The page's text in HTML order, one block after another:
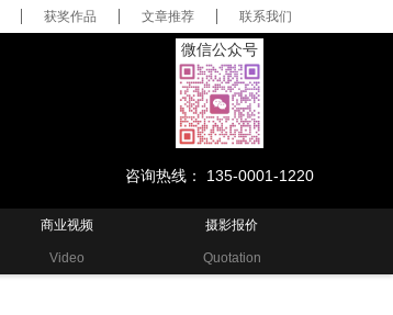
获奖作品 文章推荐 联系我们
微信公众号
咨询热线： 135-0001-1220
商业视频
Video
摄影报价
Quotation